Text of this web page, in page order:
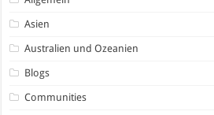
Asien
Australien und Ozeanien
Blogs
Communities